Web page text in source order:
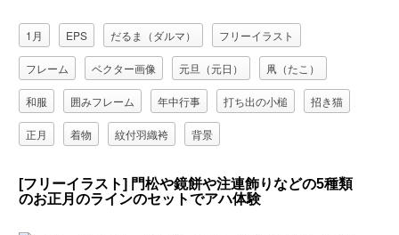
1月 EPS だるま（ダルマ） フリーイラスト
フレーム ベクター画像 元旦（元日） 凧（たこ）
和服 囲みフレーム 年中行事 打ち出の小槌 招き猫
正月 着物 紋付羽織袴 背景
[フリーイラスト] 門松や鏡餅や注連飾りなどの5種類
のお正月のラインのセットでアハ体験